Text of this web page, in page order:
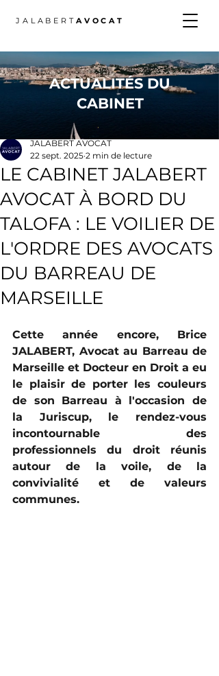
JALABERT AVOCAT
LE CABINET JALABERT
AVOCAT À BORD DU
TALOFA : LE VOILIER DE
L'ORDRE DES AVOCATS
DU BARREAU DE
MARSEILLE
JALABERT AVOCAT
22 sept. 2025 2 min de lecture
Cette année encore, Brice
JALABERT, Avocat au Barreau de
Marseille et Docteur en Droit a eu
le plaisir de porter les couleurs
de son Barreau à l'occasion de
la Juriscup, le rendez-vous
incontournable des
professionnels du droit réunis
autour de la voile, de la
convivialité et de valeurs
communes.
ACTUALITÉS DU
CABINET